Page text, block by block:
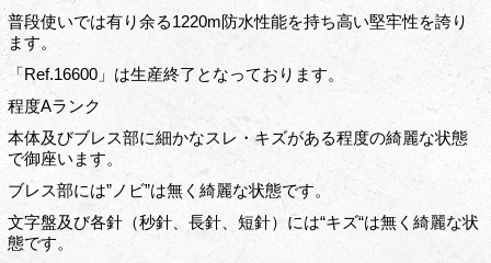
普段使いでは有り余る1220m防水性能を持ち高い堅牢性を誇り
ます。
「Ref.16600」は生産終了となっております。
程度Aランク
本体及びブレス部に細かなスレ・キズがある程度の綺麗な状態
で御座います。
ブレス部には”ノビ”は無く綺麗な状態です。
文字盤及び各針（秒針、長針、短針）には“キズ“は無く綺麗な状
態です。